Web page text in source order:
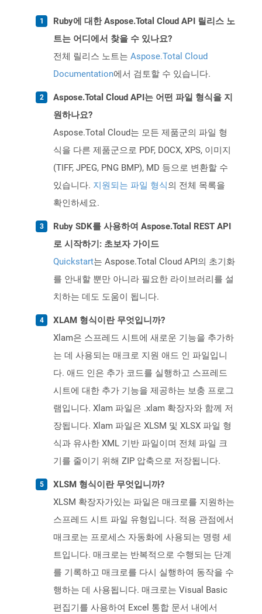
Ruby에 대한 Aspose.Total Cloud API 릴리스 노
트는 어디에서 찾을 수 있나요?
전체 릴리스 노트는 Aspose.Total Cloud
Documentation에서 검토할 수 있습니다.
Aspose.Total Cloud API는 어떤 파일 형식을 지
원하나요?
Aspose.Total Cloud는 모든 제품군의 파일 형
식을 다른 제품군으로 PDF, DOCX, XPS, 이미지
(TIFF, JPEG, PNG BMP), MD 등으로 변환할 수
있습니다. 지원되는 파일 형식의 전체 목록을
확인하세요.
Ruby SDK를 사용하여 Aspose.Total REST API
로 시작하기: 초보자 가이드
Quickstart는 Aspose.Total Cloud API의 초기화
를 안내할 뿐만 아니라 필요한 라이브러리를 설
치하는 데도 도움이 됩니다.
XLAM 형식이란 무엇입니까?
Xlam은 스프레드 시트에 새로운 기능을 추가하
는 데 사용되는 매크로 지원 애드 인 파일입니
다. 애드 인은 추가 코드를 실행하고 스프레드
시트에 대한 추가 기능을 제공하는 보충 프로그
램입니다. Xlam 파일은 .xlam 확장자와 함께 저
장됩니다. Xlam 파일은 XLSM 및 XLSX 파일 형
식과 유사한 XML 기반 파일이며 전체 파일 크
기를 줄이기 위해 ZIP 압축으로 저장됩니다.
XLSM 형식이란 무엇입니까?
XLSM 확장자가있는 파일은 매크로를 지원하는
스프레드 시트 파일 유형입니다. 적용 관점에서
매크로는 프로세스 자동화에 사용되는 명령 세
트입니다. 매크로는 반복적으로 수행되는 단계
를 기록하고 매크로를 다시 실행하여 동작을 수
행하는 데 사용됩니다. 매크로는 Visual Basic
편집기를 사용하여 Excel 통합 문서 내에서